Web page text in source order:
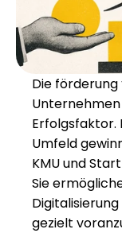
Die
Umfeld
KMU und
Sie
gezielt